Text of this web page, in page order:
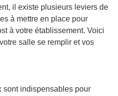
il existe plusieurs leviers de
à mettre en place pour
à votre établissement. Voici
salle se remplir et vos
sont indispensables pour